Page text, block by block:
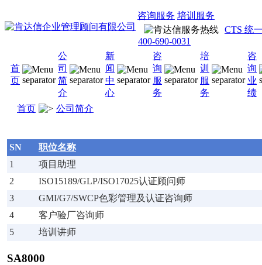
咨询服务 培训服务
CTS 统
400-690-0031
首
页
公
司
简
介
新
闻
中
心
咨
询
服
务
培
训
服
务
咨
询
业
绩
首页
公司简介
SN
职位名称
1
项目助理
2
ISO15189/GLP/ISO17025认证顾问师
3
GMI/G7/SWCP色彩管理及认证咨询师
4
客户验厂咨询师
5
培训讲师
SA8000